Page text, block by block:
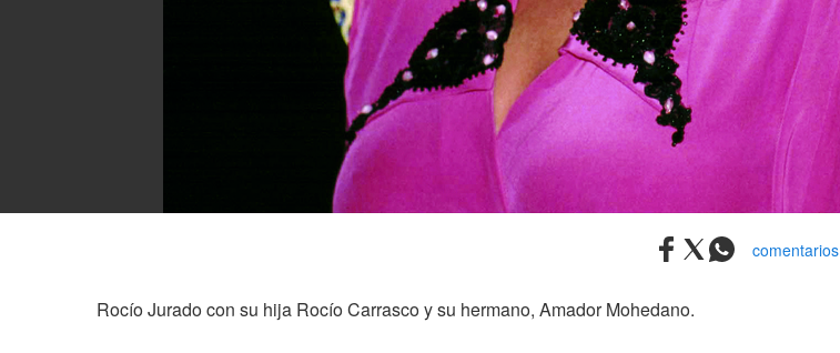
comentarios
Rocío Jurado con su hija Rocío Carrasco y su hermano, Amador Mohedano.